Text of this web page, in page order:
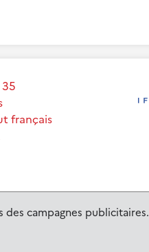
campagnes publicitaires.
français